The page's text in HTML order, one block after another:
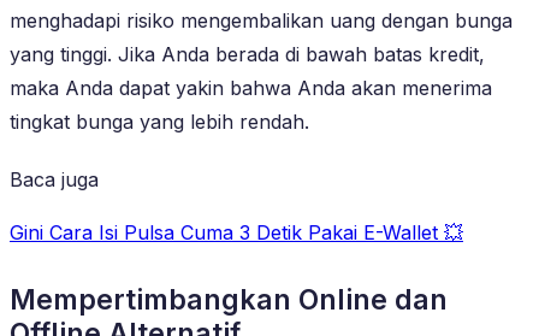
menghadapi risiko mengembalikan uang dengan bunga
yang tinggi. Jika Anda berada di bawah batas kredit,
maka Anda dapat yakin bahwa Anda akan menerima
tingkat bunga yang lebih rendah.
Baca juga
Gini Cara Isi Pulsa Cuma 3 Detik Pakai E-Wallet 💥
Mempertimbangkan Online dan